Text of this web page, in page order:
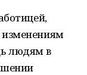
людям в